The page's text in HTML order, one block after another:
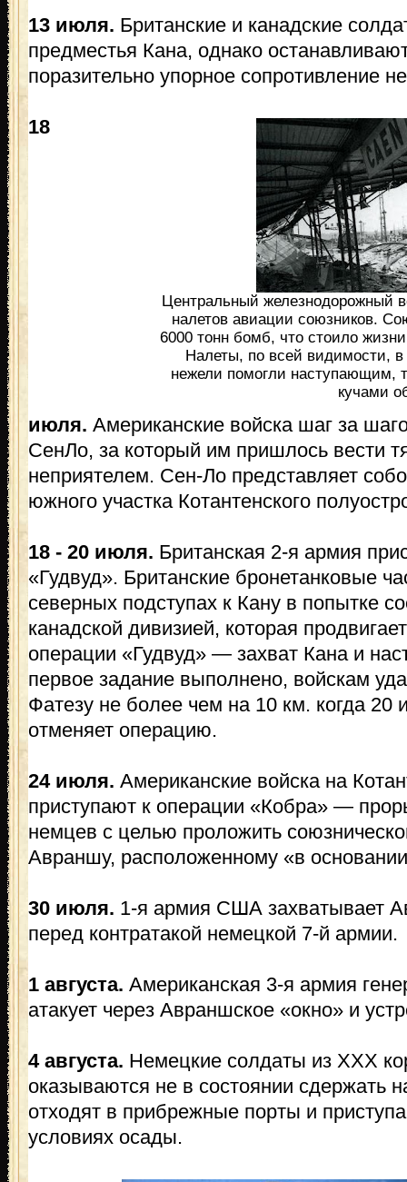
13 июля. Британские и канадские
предместья Кана, однако
поразительно упорное сопротивление
Центральный железнодорожный
налетов авиации союзников.
6000 тонн бомб, что стоило
Налеты, по всей видимости,
нежели помогли наступающим,
кучами
18
июля. Американские войска шаг за
СенЛо, за который им пришлось вести
неприятелем. Сен-Ло представляет
южного участка Котантенского
18 - 20 июля. Британская 2-я армия
«Гудвуд». Британские бронетанковые
северных подступах к Кану в попытке
канадской дивизией, которая
операции «Гудвуд» — захват Кана и
первое задание выполнено, войскам
Фатезу не более чем на 10 км. когда 20
отменяет операцию.
24 июля. Американские войска на
приступают к операции «Кобра» —
немцев с целью проложить
Авраншу, расположенному «в
30 июля. 1-я армия США захватывает
перед контратакой немецкой 7-й армии.
1 августа. Американская 3-я армия
атакует через Авраншское «окно» и
4 августа. Немецкие солдаты из XXX
оказываются не в состоянии сдержать
отходят в прибрежные порты и
условиях осады.